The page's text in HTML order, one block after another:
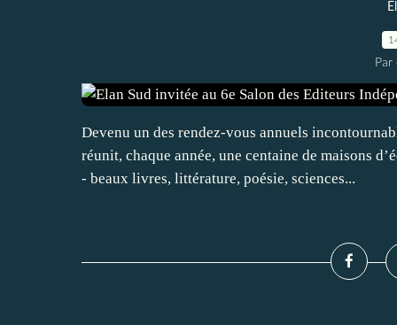
Par
Devenu un des rendez-vous annuels
réunit, chaque année, une centaine de maisons
- beaux livres, littérature, poésie, sciences...